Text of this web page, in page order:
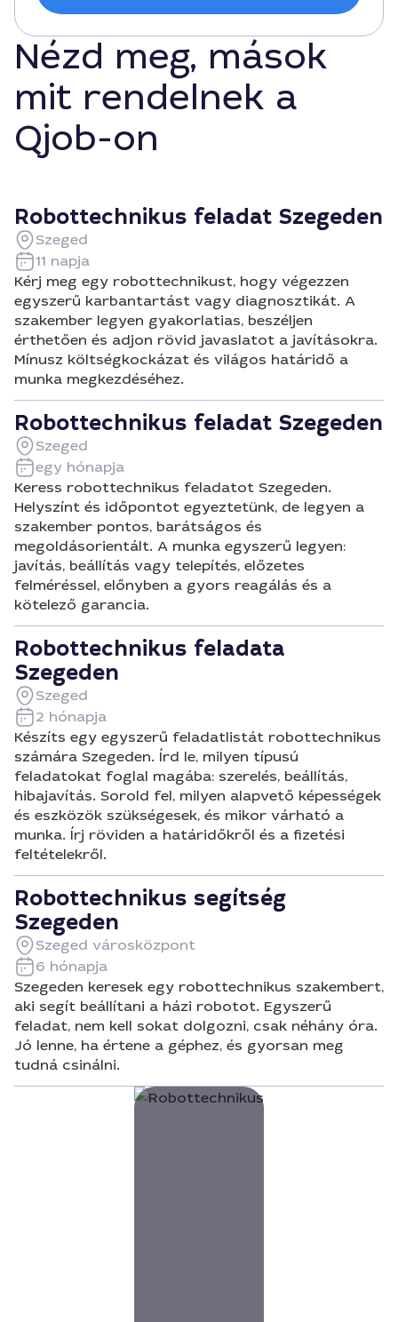
Nézd meg, mások
mit rendelnek a
Qjob-on
Robottechnikus feladat Szegeden
Szeged
11 napja
Kérj meg egy robottechnikust, hogy végezzen
egyszerű karbantartást vagy diagnosztikát. A
szakember legyen gyakorlatias, beszéljen
érthetően és adjon rövid javaslatot a javításokra.
Mínusz költségkockázat és világos határidő a
munka megkezdéséhez.
Robottechnikus feladat Szegeden
Szeged
egy hónapja
Keress robottechnikus feladatot Szegeden.
Helyszínt és időpontot egyeztetünk, de legyen a
szakember pontos, barátságos és
megoldásorientált. A munka egyszerű legyen:
javítás, beállítás vagy telepítés, előzetes
felméréssel, előnyben a gyors reagálás és a
kötelező garancia.
Robottechnikus feladata
Szegeden
Szeged
2 hónapja
Készíts egy egyszerű feladatlistát robottechnikus
számára Szegeden. Írd le, milyen típusú
feladatokat foglal magába: szerelés, beállítás,
hibajavítás. Sorold fel, milyen alapvető képességek
és eszközök szükségesek, és mikor várható a
munka. Írj röviden a határidőkről és a fizetési
feltételekről.
Robottechnikus segítség
Szegeden
Szeged városközpont
6 hónapja
Szegeden keresek egy robottechnikus szakembert,
aki segít beállítani a házi robotot. Egyszerű
feladat, nem kell sokat dolgozni, csak néhány óra.
Jó lenne, ha értene a géphez, és gyorsan meg
tudná csinálni.